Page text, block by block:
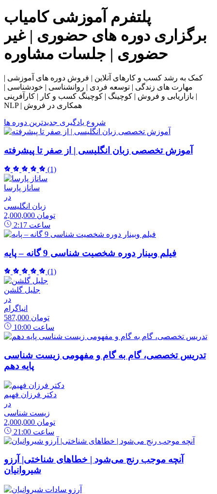
پلتفرم آموزشی کامیاب
برگزاری دوره های حضوری | غیر
حضوری | جلسات مشاوره
کمک به رشد کسب و کارهای آنلاین | فروش دوره های آموزشی |
مهارت های زندگی | توسعه فردی | روانشناسی | خودشناسی |
بازاریابی و فروش | کوچینگ | کوچینگ کسب و کار | کارآفرینی |
NLP | همکاری در فروش
شروع یادگیری جدیدترین دوره ها
آموزش تخصصی زبان انگلیسی | از صفر تا پیشرفته
(1)
ساناز پارسا
در
زبان انگلیسی
2,000,000 تومان
2:17 ساعت
فیلم وبینار دوره شخصیت شناسی 9 گانه – پایه
(1)
جلیل گلشن
در
انیاگرام
587,000 تومان
10:00 ساعت
تدریس تخصصی، گام به گام و مفهومی زیست شناسی
پایه دهم
دکتر فرزان فهیم
در
زیست شناسی
2,000,000 تومان
21:00 ساعت
آنچه موجب رنج می‌شود | خطاهای شناختی| آرزو
شیروانیان